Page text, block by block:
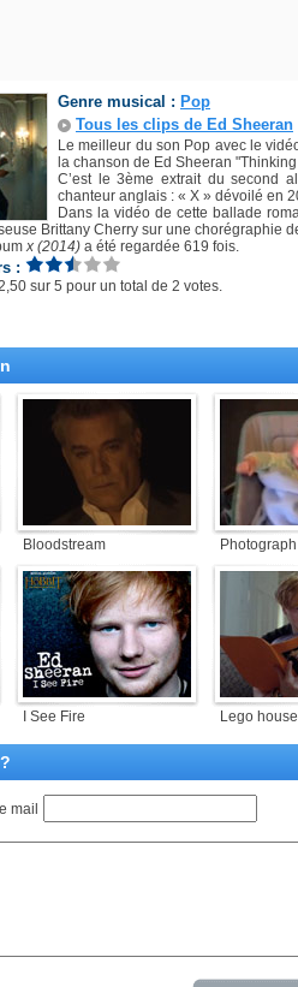
Genre musical : Pop
Tous les clips de Ed Sheeran
Le meilleur du son Pop avec le
la chanson de Ed Sheeran
C’est le 3ème extrait du second
chanteur anglais : « X » dévoilé en
Dans la vidéo de cette ballade
Brittany Cherry sur une chorégraphie
x (2014) a été regardée 619 fois.
:
sur 5 pour un total de 2 votes.
Bloodstream Photograph
I See Fire Lego house
mail